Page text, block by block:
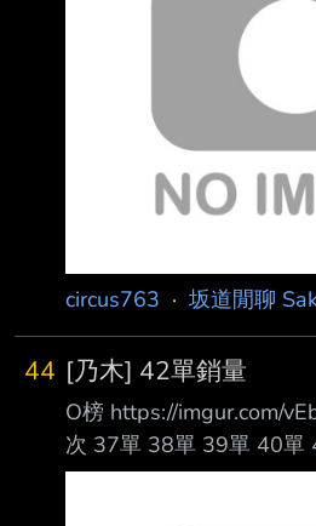
空。 今天是7月22日！！
に及ばず」的發售日！
https://i.meee.com.tw/
於到了這一天！！真的非
重要的是，
circus763 · 坂道閒聊
44 [乃木] 42單銷量
O榜 https://imgur.com/
次 37單 38單 39單 40單
24/12/11 25/03/26 25/